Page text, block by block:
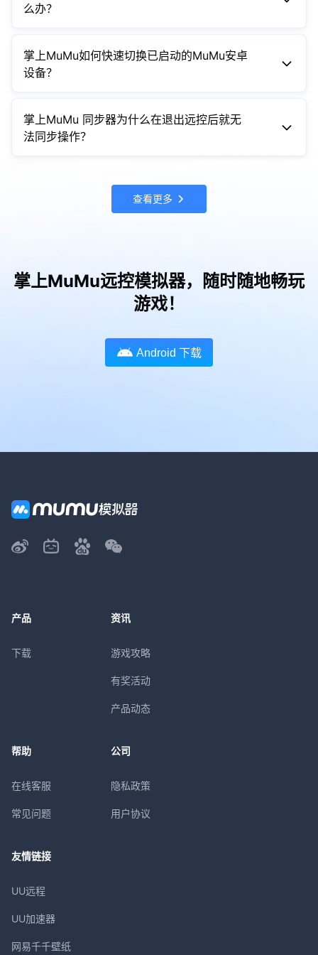
2. 进入主窗口“远控”标签页，点击“登录并允许被远控”按钮，
连接到电脑MuMu模拟器。
么办？
确认电脑上的 MuMu模拟器主程序已正常启动（可查看任务
栏、系统托盘或任务管理器是否有 MuMu模拟器相关进程）。
进入模拟器主窗口的「远控」标签页，确认“允许被远控”权限
号，需注意检查电脑端登录是否失效。
掌上MuMu如何快速切换已启动的MuMu安卓
设备？
部）的工具栏，来快速切换当前控制的MuMu安卓设备。
掌上MuMu 同步器为什么在退出远控后就无
法同步操作？
当您退出全屏远控模式（例如返回设备列表页）时，手机端即
查看更多
掌上MuMu远控模拟器，随时随地畅玩
游戏！
Android 下载
产品
下载
资讯
游戏攻略
有奖活动
产品动态
帮助
在线客服
常见问题
公司
隐私政策
用户协议
友情链接
UU远程
UU加速器
网易千千壁纸